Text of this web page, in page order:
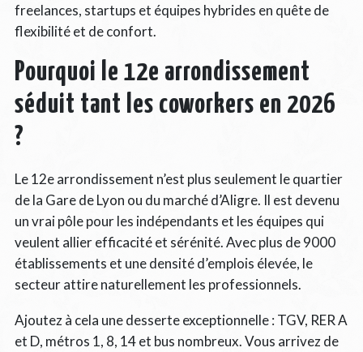
freelances, startups et équipes hybrides en quête de
flexibilité et de confort.
Pourquoi le 12e arrondissement
séduit tant les coworkers en 2026
?
Le 12e arrondissement n’est plus seulement le quartier
de la Gare de Lyon ou du marché d’Aligre. Il est devenu
un vrai pôle pour les indépendants et les équipes qui
veulent allier efficacité et sérénité. Avec plus de 9000
établissements et une densité d’emplois élevée, le
secteur attire naturellement les professionnels.
Ajoutez à cela une desserte exceptionnelle : TGV, RER A
et D, métros 1, 8, 14 et bus nombreux. Vous arrivez de